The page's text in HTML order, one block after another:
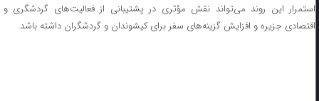
استمرار این روند می‌تواند نقش مؤثری در پشتیبانی از فعالیت‌های گردشگری و
اقتصادی جزیره و افزایش گزینه‌های سفر برای کیشوندان و گردشگران داشته باشد.